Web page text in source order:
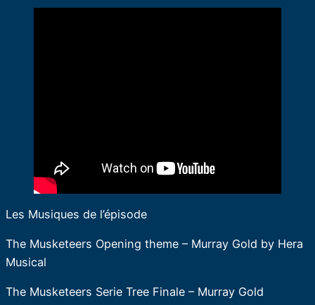
Les Musiques de l’épisode
The Musketeers Opening theme – Murray Gold by Hera
Musical
The Musketeers Serie Tree Finale – Murray Gold